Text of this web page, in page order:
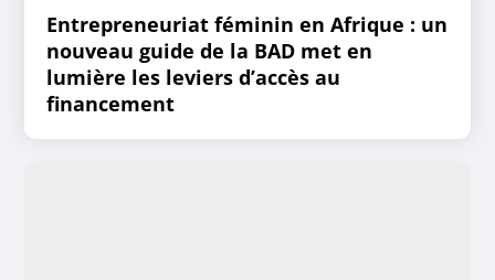
Entrepreneuriat féminin en Afrique : un
nouveau guide de la BAD met en
lumière les leviers d’accès au
financement